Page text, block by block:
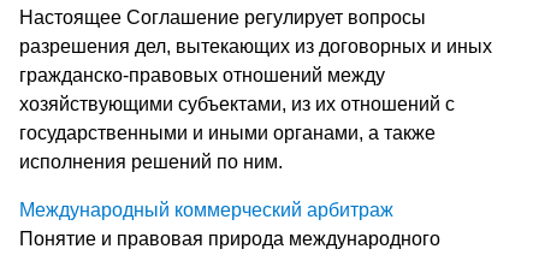
Настоящее Соглашение регулирует вопросы
разрешения дел, вытекающих из договорных и иных
гражданско-правовых отношений между
хозяйствующими субъектами, из их отношений с
государственными и иными органами, а также
исполнения решений по ним.
Международный коммерческий арбитраж
Понятие и правовая природа международного